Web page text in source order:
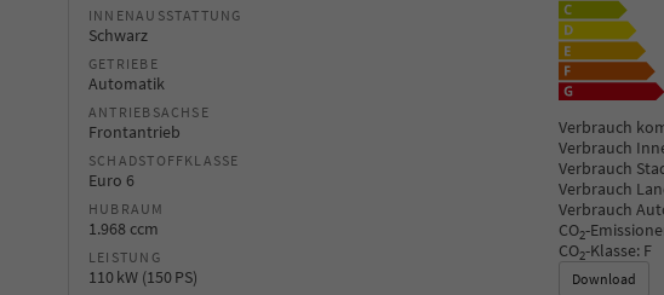
INNENAUSSTATTUNG
Schwarz
GETRIEBE
Automatik
ANTRIEBSACHSE
Frontantrieb
SCHADSTOFFKLASSE
Euro 6
HUBRAUM
1.968 ccm
LEISTUNG
110 kW (150 PS)
Verbrauch
Verbrauch
Verbrauch
Verbrauch
Verbrauch
CO2-
CO2-Klasse: F
Download